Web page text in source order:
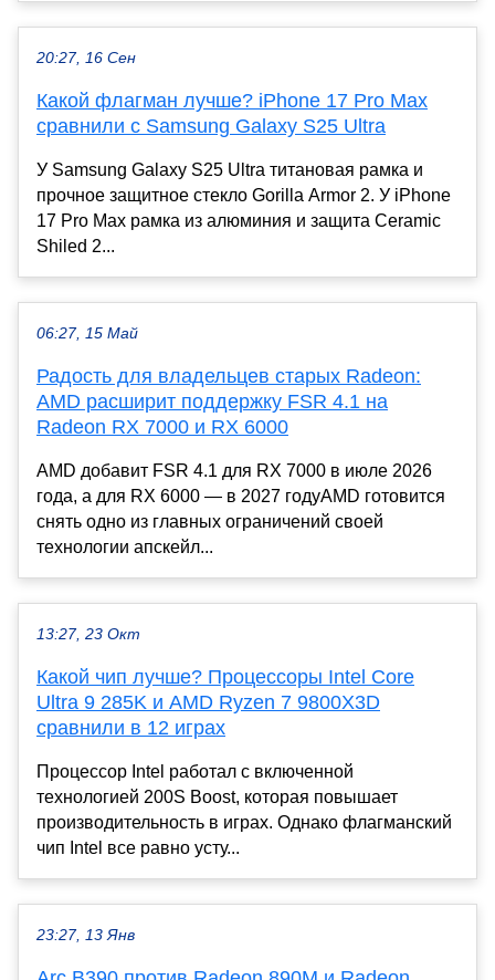
20:27, 16 Сен
Какой флагман лучше? iPhone 17 Pro Max
сравнили с Samsung Galaxy S25 Ultra
У Samsung Galaxy S25 Ultra титановая рамка и
прочное защитное стекло Gorilla Armor 2. У iPhone
17 Pro Max рамка из алюминия и защита Ceramic
Shiled 2...
06:27, 15 Май
Радость для владельцев старых Radeon:
AMD расширит поддержку FSR 4.1 на
Radeon RX 7000 и RX 6000
AMD добавит FSR 4.1 для RX 7000 в июле 2026
года, а для RX 6000 — в 2027 годуAMD готовится
снять одно из главных ограничений своей
технологии апскейл...
13:27, 23 Окт
Какой чип лучше? Процессоры Intel Core
Ultra 9 285K и AMD Ryzen 7 9800X3D
сравнили в 12 играх
Процессор Intel работал с включенной
технологией 200S Boost, которая повышает
производительность в играх. Однако флагманский
чип Intel все равно усту...
23:27, 13 Янв